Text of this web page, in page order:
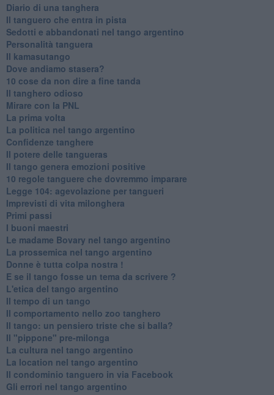
Diario di una tanghera
Il tanguero che entra in pista
Sedotti e abbandonati nel tango argentino
Personalità tanguera
Il kamasutango
Dove andiamo stasera?
10 cose da non dire a fine tanda
Il tanghero odioso
Mirare con la PNL
La prima volta
La politica nel tango argentino
Confidenze tanghere
Il potere delle tangueras
Il tango genera emozioni positive
10 regole tanguere che dovremmo imparare
Legge 104: agevolazione per tangueri
Imprevisti di vita milonghera
Primi passi
I buoni maestri
Le madame Bovary nel tango argentino
La prossemica nel tango argentino
Donne è tutta colpa nostra !
E se il tango fosse un tema da scrivere ?
L'etica del tango argentino
Il tempo di un tango
Il comportamento nello zoo tanghero
Il tango: un pensiero triste che si balla?
Il "pippone" pre-milonga
La cultura nel tango argentino
La location nel tango argentino
Il condominio tanguero in via Facebook
Gli errori nel tango argentino